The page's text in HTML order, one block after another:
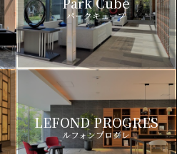
パークキューブ
LEFOND PROGRES
ルフォンプログレ